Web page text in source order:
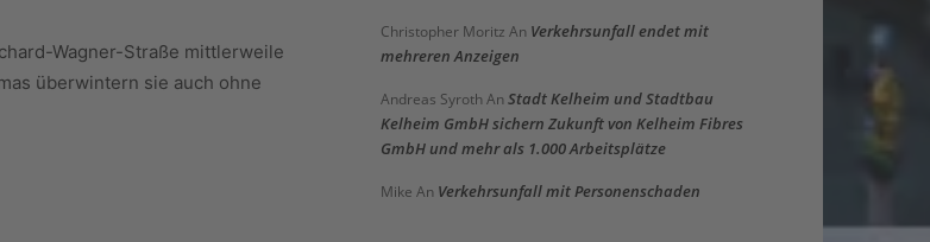
Wagner-Straße mittlerweile
überwintern sie auch ohne
Christopher Moritz An Verkehrsunfall endet mit
mehreren Anzeigen
Andreas Syroth An Stadt Kelheim und Stadtbau
Kelheim GmbH sichern Zukunft von Kelheim Fibres
GmbH und mehr als 1.000 Arbeitsplätze
Mike An Verkehrsunfall mit Personenschaden